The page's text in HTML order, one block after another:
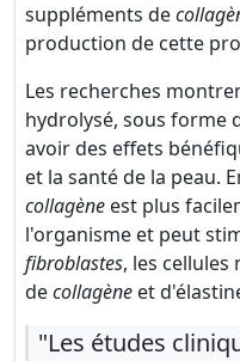
suppléments de
production de cette
Les recherches
hydrolysé, sous forme
avoir des effets
et la santé de la peau.
collagène est plus
l'organisme et peut
fibroblastes, les
decollagène et
"Les études